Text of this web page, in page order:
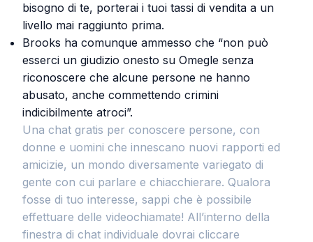
bisogno di te, porterai i tuoi tassi di vendita a un
livello mai raggiunto prima.
Brooks ha comunque ammesso che “non può
esserci un giudizio onesto su Omegle senza
riconoscere che alcune persone ne hanno
abusato, anche commettendo crimini
indicibilmente atroci”.
Una chat gratis per conoscere persone, con
donne e uomini che innescano nuovi rapporti ed
amicizie, un mondo diversamente variegato di
gente con cui parlare e chiacchierare. Qualora
fosse di tuo interesse, sappi che è possibile
effettuare delle videochiamate! All’interno della
finestra di chat individuale dovrai cliccare